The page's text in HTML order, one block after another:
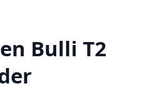
Bulli T2